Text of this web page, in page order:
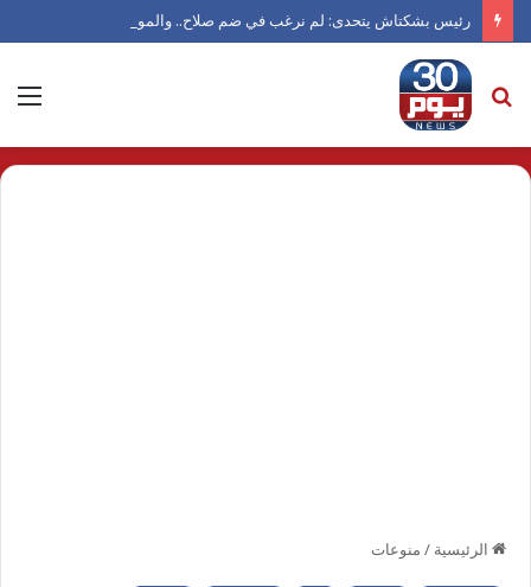
بحث
عن
الرئيسية / منوعات